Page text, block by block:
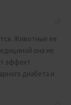
Животные ее
она не
эффект
диабета и